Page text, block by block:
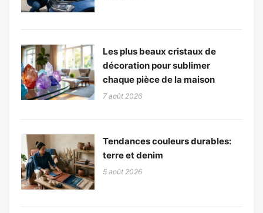
Les plus beaux cristaux de
décoration pour sublimer
chaque pièce de la maison
7 août 2026
Tendances couleurs durables:
terre et denim
5 août 2026